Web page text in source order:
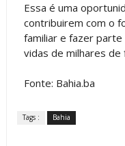
Essa é uma
contribuirem com o
familiar e fazer
vidas de milhares de
Fonte: Bahia.ba
Tags : Bahia